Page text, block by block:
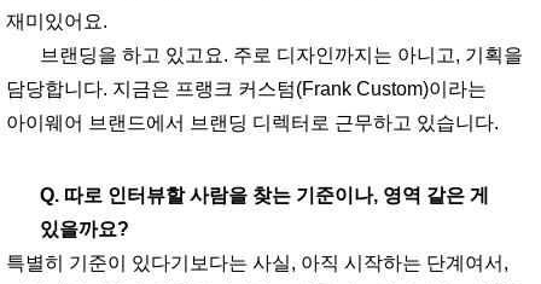
재미있어요.
브랜딩을 하고 있고요. 주로 디자인까지는 아니고, 기획을
담당합니다. 지금은 프랭크 커스텀(Frank Custom)이라는
아이웨어 브랜드에서 브랜딩 디렉터로 근무하고 있습니다.
Q. 따로 인터뷰할 사람을 찾는 기준이나, 영역 같은 게
있을까요?
특별히 기준이 있다기보다는 사실, 아직 시작하는 단계여서,